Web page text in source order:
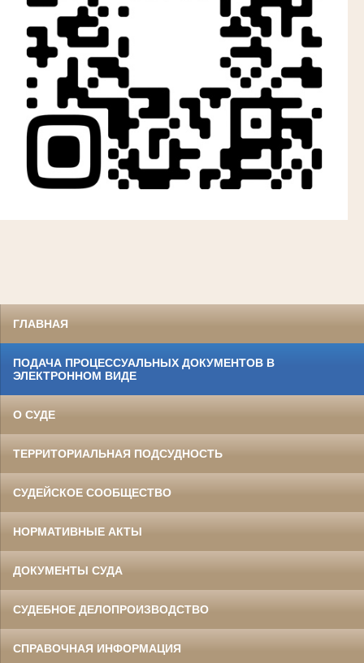
ГЛАВНАЯ
ПОДАЧА ПРОЦЕССУАЛЬНЫХ ДОКУМЕНТОВ В
ЭЛЕКТРОННОМ ВИДЕ
О СУДЕ
ТЕРРИТОРИАЛЬНАЯ ПОДСУДНОСТЬ
СУДЕЙСКОЕ СООБЩЕСТВО
НОРМАТИВНЫЕ АКТЫ
ДОКУМЕНТЫ СУДА
СУДЕБНОЕ ДЕЛОПРОИЗВОДСТВО
СПРАВОЧНАЯ ИНФОРМАЦИЯ